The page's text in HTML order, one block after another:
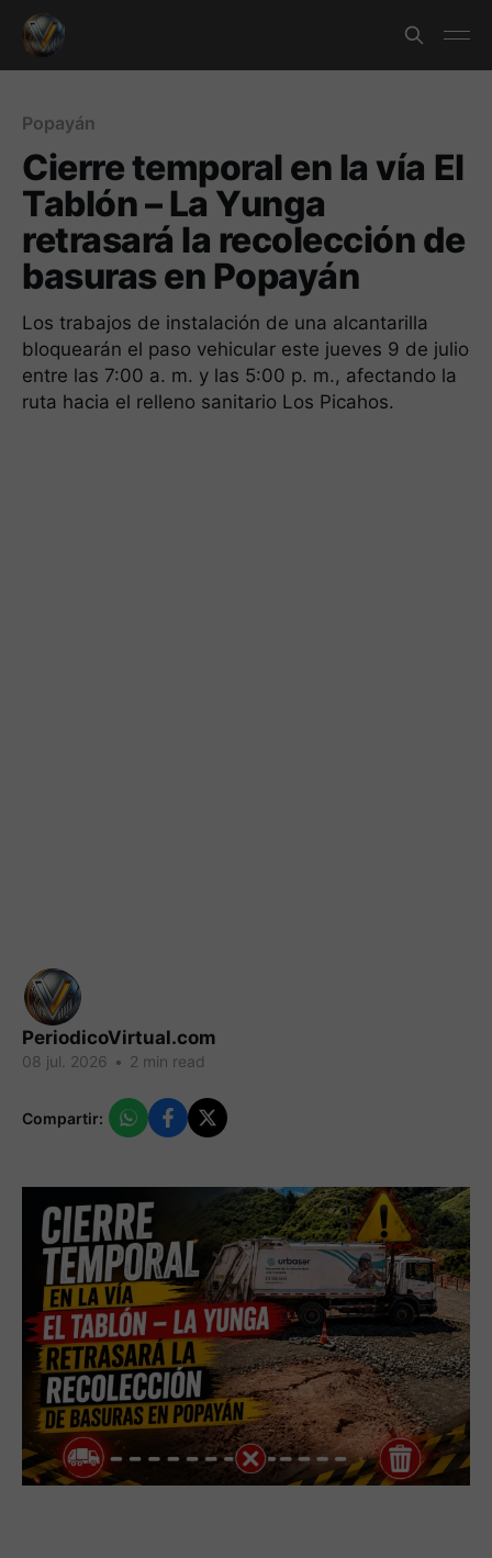
Popayán
Cierre temporal en la vía El
Tablón – La Yunga
retrasará la recolección de
basuras en Popayán
Los trabajos de instalación de una alcantarilla
bloquearán el paso vehicular este jueves 9 de julio
entre las 7:00 a. m. y las 5:00 p. m., afectando la
ruta hacia el relleno sanitario Los Picahos.
PeriodicoVirtual.com
08 jul. 2026 • 2 min read
Compartir: